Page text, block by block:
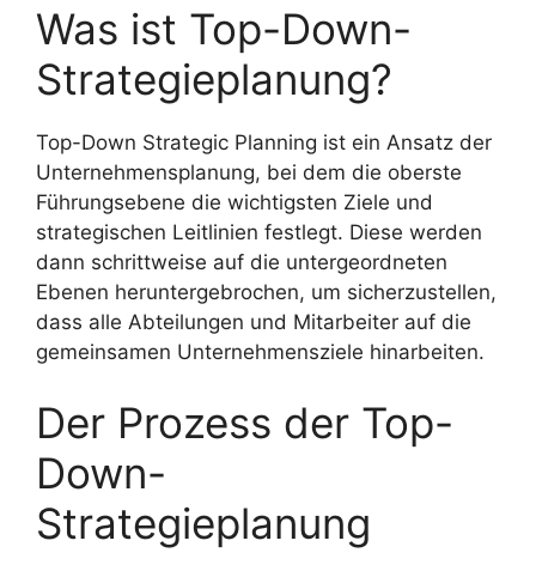
Was ist Top-Down-
Strategieplanung?
Top-Down Strategic Planning ist ein Ansatz der
Unternehmensplanung, bei dem die oberste
Führungsebene die wichtigsten Ziele und
strategischen Leitlinien festlegt. Diese werden
dann schrittweise auf die untergeordneten
Ebenen heruntergebrochen, um sicherzustellen,
dass alle Abteilungen und Mitarbeiter auf die
gemeinsamen Unternehmensziele hinarbeiten.
Der Prozess der Top-
Down-
Strategieplanung